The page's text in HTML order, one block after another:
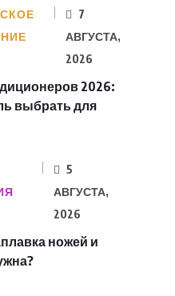
7
АВГУСТА,
2026
2026:
выбрать для
5
АВГУСТА,
2026
ножей и